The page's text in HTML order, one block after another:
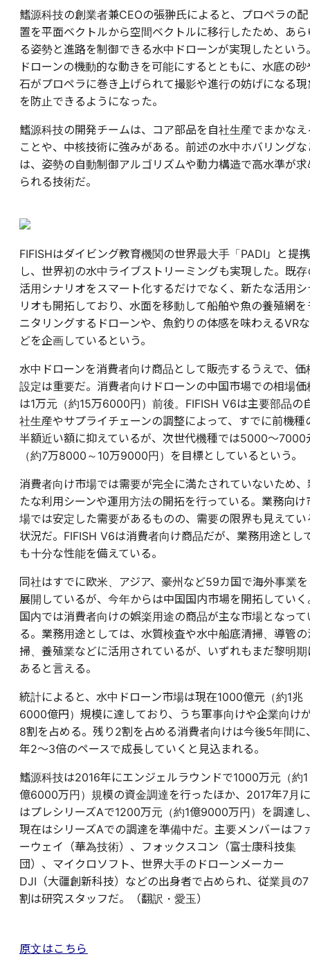
鰭源科技の創業者兼CEOの張翀氏によると、プロペラの配
置を平面ベクトルから空間ベクトルに移行したため、あら
る姿勢と進路を制御できる水中ドローンが実現したという
ドローンの機動的な動きを可能にするとともに、水底の砂
石がプロペラに巻き上げられて撮影や進行の妨げになる現
を防止できるようになった。
鰭源科技の開発チームは、コア部品を自社生産でまかなえ
ことや、中核技術に強みがある。前述の水中ホバリングな
は、姿勢の自動制御アルゴリズムや動力構造で高水準が求
られる技術だ。
FIFISHはダイビング教育機関の世界最大手「PADI」と提携
し、世界初の水中ライブストリーミングも実現した。既存
活用シナリオをスマート化するだけでなく、新たな活用シ
リオも開拓しており、水面を移動して船舶や魚の養殖網を
ニタリングするドローンや、魚釣りの体感を味わえるVRな
どを企画しているという。
水中ドローンを消費者向け商品として販売するうえで、価
設定は重要だ。消費者向けドローンの中国市場での相場価
は1万元（約15万6000円）前後。FIFISH V6は主要部品の
社生産やサプライチェーンの調整によって、すでに前機種
半額近い額に抑えているが、次世代機種では5000～7000
（約7万8000～10万9000円）を目標としているという。
消費者向け市場では需要が完全に満たされていないため、
たな利用シーンや運用方法の開拓を行っている。業務向け
場では安定した需要があるものの、需要の限界も見えてい
状況だ。FIFISH V6は消費者向け商品だが、業務用途とし
も十分な性能を備えている。
同社はすでに欧米、アジア、豪州など59カ国で海外事業を
展開しているが、今年からは中国国内市場を開拓していく
国内では消費者向けの娯楽用途の商品が主な市場となって
る。業務用途としては、水質検査や水中船底清掃、導管の
掃、養殖業などに活用されているが、いずれもまだ黎明期
あると言える。
統計によると、水中ドローン市場は現在1000億元（約1兆
6000億円）規模に達しており、うち軍事向けや企業向け
8割を占める。残り2割を占める消費者向けは今後5年間に
年2～3倍のペースで成長していくと見込まれる。
鰭源科技は2016年にエンジェルラウンドで1000万元（約1
億6000万円）規模の資金調達を行ったほか、2017年7月に
はプレシリーズAで1200万元（約1億9000万円）を調達し
現在はシリーズAでの調達を準備中だ。主要メンバーはフ
ーウェイ（華為技術）、フォックスコン（富士康科技集
団）、マイクロソフト、世界大手のドローンメーカー
DJI（大疆創新科技）などの出身者で占められ、従業員の7
割は研究スタッフだ。（翻訳・愛玉）
原文はこちら